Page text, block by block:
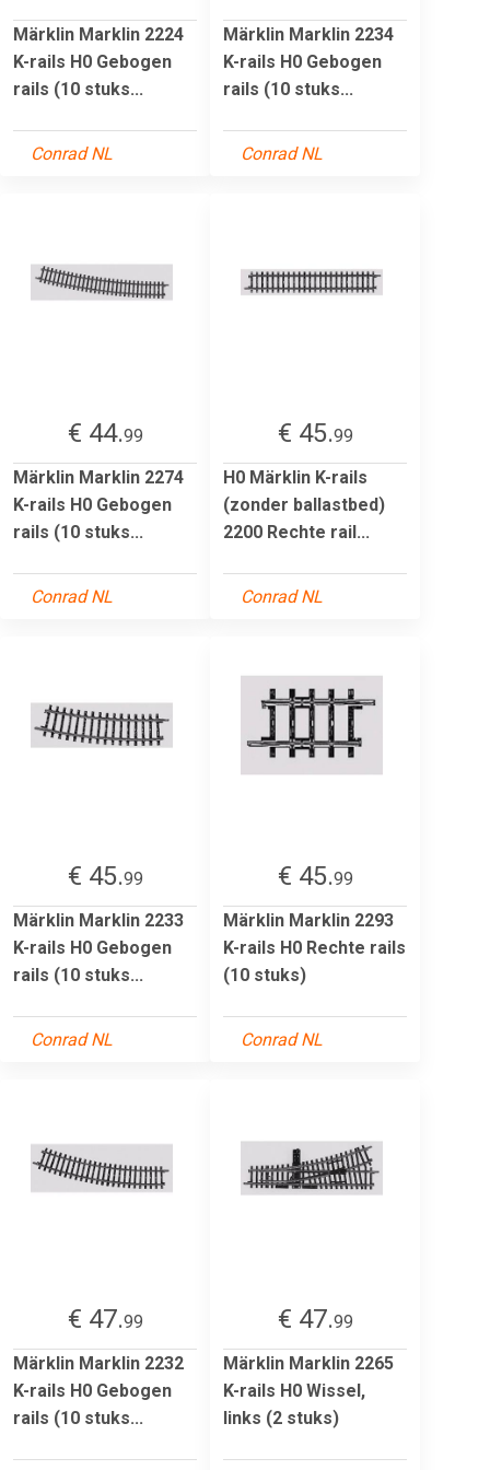
Märklin Marklin 2224
K-rails H0 Gebogen
rails (10 stuks...
Conrad NL
Märklin Marklin 2234
K-rails H0 Gebogen
rails (10 stuks...
Conrad NL
€ 44.99
Märklin Marklin 2274
K-rails H0 Gebogen
rails (10 stuks...
Conrad NL
€ 45.99
H0 Märklin K-rails
(zonder ballastbed)
2200 Rechte rail...
Conrad NL
€ 45.99
Märklin Marklin 2233
K-rails H0 Gebogen
rails (10 stuks...
Conrad NL
€ 45.99
Märklin Marklin 2293
K-rails H0 Rechte rails
(10 stuks)
Conrad NL
€ 47.99
Märklin Marklin 2232
K-rails H0 Gebogen
rails (10 stuks...
€ 47.99
Märklin Marklin 2265
K-rails H0 Wissel,
links (2 stuks)